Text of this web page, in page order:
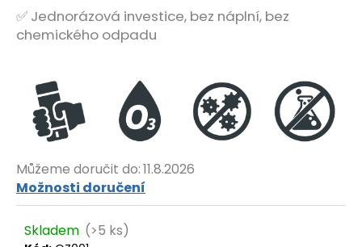
✅ Jednorázová investice, bez náplní, bez
chemického odpadu
Můžeme doručit do:11.8.2026
Možnosti doručení
Skladem (>5 ks)